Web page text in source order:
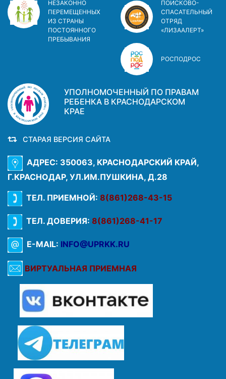
НЕЗАКОННО
ПЕРЕМЕЩЕННЫХ
ИЗ СТРАНЫ
ПОСТОЯННОГО
ПРЕБЫВАНИЯ
ПОИСКОВО-
СПАСАТЕЛЬНЫЙ
ОТРЯД
«ЛИЗААЛЕРТ»
РОСПОДРОС
УПОЛНОМОЧЕННЫЙ ПО ПРАВАМ
РЕБЕНКА В КРАСНОДАРСКОМ
КРАЕ
СТАРАЯ ВЕРСИЯ САЙТА
АДРЕС: 350063, КРАСНОДАРСКИЙ КРАЙ,
Г.КРАСНОДАР, УЛ.ИМ.ПУШКИНА, Д.28
ТЕЛ. ПРИЕМНОЙ: 8(861)268-43-15
ТЕЛ. ДОВЕРИЯ: 8(861)268-41-17
E-MAIL: INFO@UPRKK.RU
ВИРТУАЛЬНАЯ ПРИЕМНАЯ